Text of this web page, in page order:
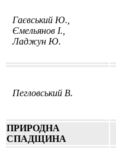
Гаєвський Ю.,
Ємельянов І.,
Ладжун Ю.
Пегловський В.
ПРИРОДНА
СПАДЩИНА